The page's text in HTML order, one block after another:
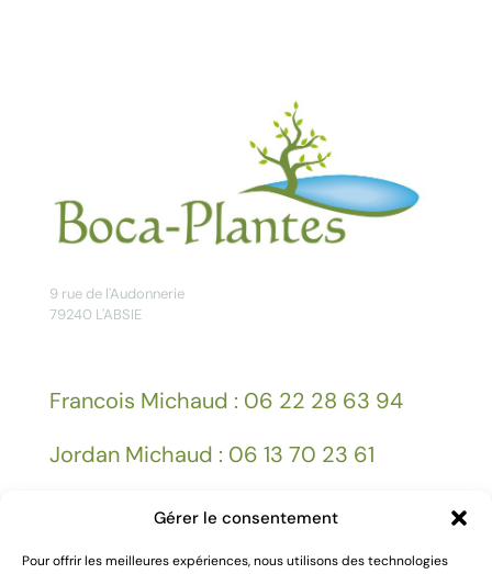
Gérer le consentement
Pour offrir les meilleures expériences, nous utilisons des technologies
9 rue de l'Audonnerie
79240 L'ABSIE
Francois Michaud : 06 22 28 63 94
Jordan Michaud : 06 13 70 23 61